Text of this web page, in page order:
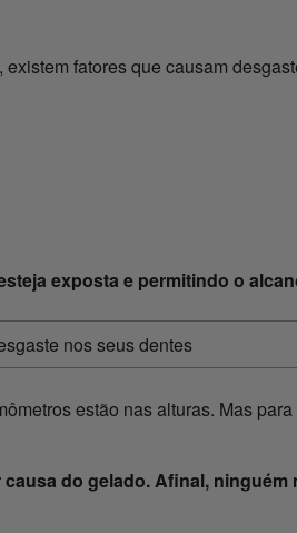
fatores que causam
exposta e permitindo o
estão nas alturas. Mas
do gelado. Afinal, ninguém